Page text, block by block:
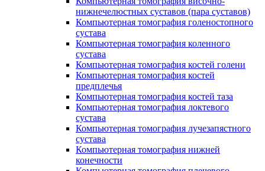
нижнечелюстных суставов (пара суставов)
Компьютерная томография голеностопного
сустава
Компьютерная томография коленного
сустава
Компьютерная томография костей голени
Компьютерная томография костей
предплечья
Компьютерная томография костей таза
Компьютерная томография локтевого
сустава
Компьютерная томография лучезапястного
сустава
Компьютерная томография нижней
конечности